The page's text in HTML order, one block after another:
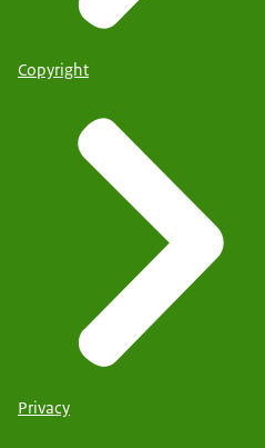
Copyright
Privacy